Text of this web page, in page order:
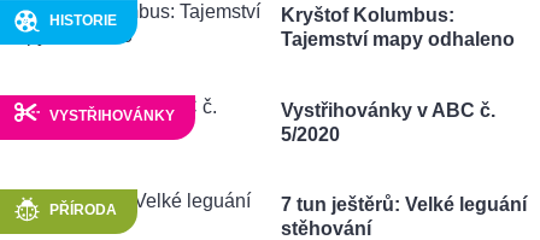
HISTORIE
Kryštof Kolumbus:
Tajemství mapy odhaleno
VYSTŘIHOVÁNKY
Vystřihovánky v ABC č.
5/2020
PŘÍRODA
7 tun ještěrů: Velké leguání
stěhování